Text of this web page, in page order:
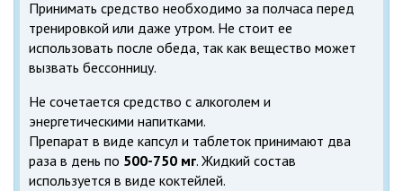
Принимать средство необходимо за полчаса перед
тренировкой или даже утром. Не стоит ее
использовать после обеда, так как вещество может
вызвать бессонницу.
Не сочетается средство с алкоголем и
энергетическими напитками.
Препарат в виде капсул и таблеток принимают два
раза в день по 500-750 мг. Жидкий состав
используется в виде коктейлей.